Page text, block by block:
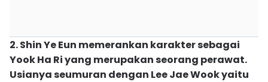
2. Shin Ye Eun memerankan karakter sebagai
Yook Ha Ri yang merupakan seorang perawat.
Usianya seumuran dengan Lee Jae Wook yaitu